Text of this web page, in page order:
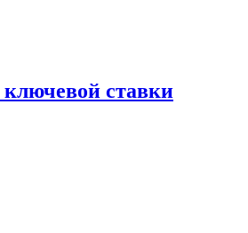
ставки